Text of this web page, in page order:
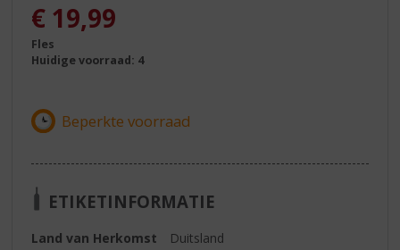
€ 19,99
Fles
Huidige voorraad: 4
ETIKETINFORMATIE
Land van Herkomst
Duitsland